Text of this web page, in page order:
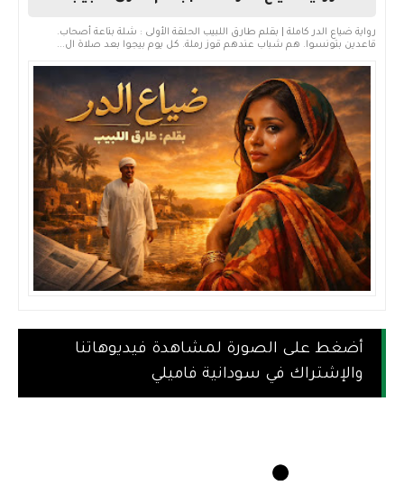
رواية ضياع الدر كاملة | بقلم طارق اللبيب الحلقة الأولى : شلة بتاعة أصحاب.
قاعدين بتونسوا. هم شباب عندهم قوز رملة. كل يوم بيجوا بعد صلاة ال...
أضغط على الصورة لمشاهدة فيديوهاتنا
والإشتراك في سودانية فاميلي